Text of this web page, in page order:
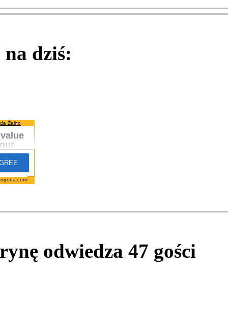
na dziś:
Żalno
odwiedza 47 gości